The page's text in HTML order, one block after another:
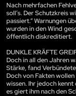
Nach mehrfachen
soll’s. Der Schutzkreis
passiert.“ Warnungen
wurden in den Wind
öffentlich diskreditiert.
DUNKLE KRÄFTE
Doch in all den Jahren
Stärke, fand
Doch von Fakten
wissen. Ihr jedoch
es giert ihm nach den